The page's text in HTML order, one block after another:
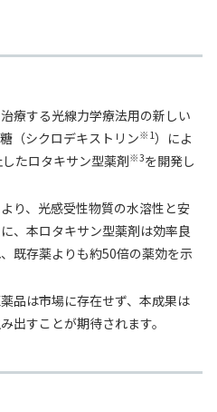
紹介
学院・施設
情報
学生支援
学官連携
流・留学
療する光線力学療法用の新しい
（シクロデキストリン※1）によ
たロタキサン型薬剤※3を開発し
り、光感受性物質の水溶性と安
、本ロタキサン型薬剤は効率良
既存薬よりも約50倍の薬効を示
品は市場に存在せず、本成果は
出すことが期待されます。